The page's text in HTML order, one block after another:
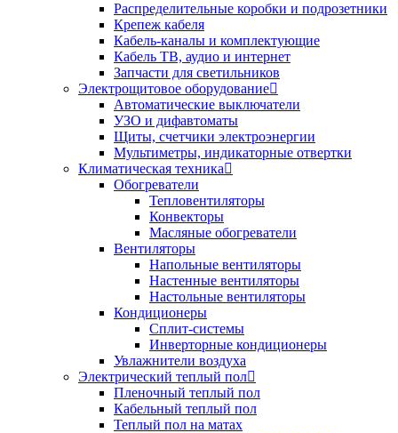
Распределительные коробки и подрозетники
Крепеж кабеля
Кабель-каналы и комплектующие
Кабель ТВ, аудио и интернет
Запчасти для светильников
Электрощитовое оборудование
Автоматические выключатели
УЗО и дифавтоматы
Щиты, счетчики электроэнергии
Мультиметры, индикаторные отвертки
Климатическая техника
Обогреватели
Тепловентиляторы
Конвекторы
Масляные обогреватели
Вентиляторы
Напольные вентиляторы
Настенные вентиляторы
Настольные вентиляторы
Кондиционеры
Сплит-системы
Инверторные кондиционеры
Увлажнители воздуха
Электрический теплый пол
Пленочный теплый пол
Кабельный теплый пол
Теплый пол на матах